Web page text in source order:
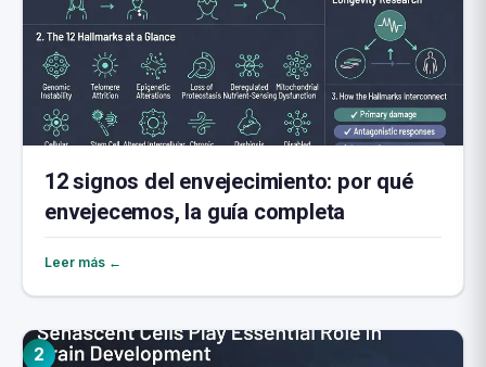
12 signos del envejecimiento: por qué
envejecemos, la guía completa
Leer más ←
2